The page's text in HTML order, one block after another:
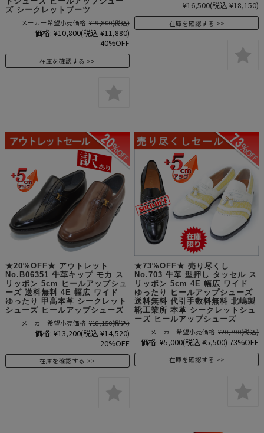
ズ シークレットブーツ
メーカー希望小売価格:¥19,800(税込)
価格: ¥10,800(税込 ¥11,880)
40%OFF
在庫を確認する
¥16,500(税込 ¥18,150)
在庫を確認する
★20%OFF★ アウトレット
No.B06351 牛革キップ モカ ス
リッポン 5cm ヒールアップシュ
ーズ 送料無料 4E 幅広 ワイド
ゆったり 甲高本革 シークレット
シューズ ヒールアップシューズ
メーカー希望小売価格:¥18,150(税込)
価格: ¥13,200(税込 ¥14,520)
20%OFF
在庫を確認する
★73%OFF★ 売り尽くし
No.703 牛革 型押し タッセル ス
リッポン 5cm 4E 幅広 ワイド
ゆったり ヒールアップシューズ
送料無料 代引手数料無料 北嶋製
靴工業所 本革 シークレットシュ
ーズ ヒールアップシューズ
メーカー希望小売価格: ¥20,790(税込)
価格: ¥5,000(税込 ¥5,500) 73%OFF
在庫を確認する